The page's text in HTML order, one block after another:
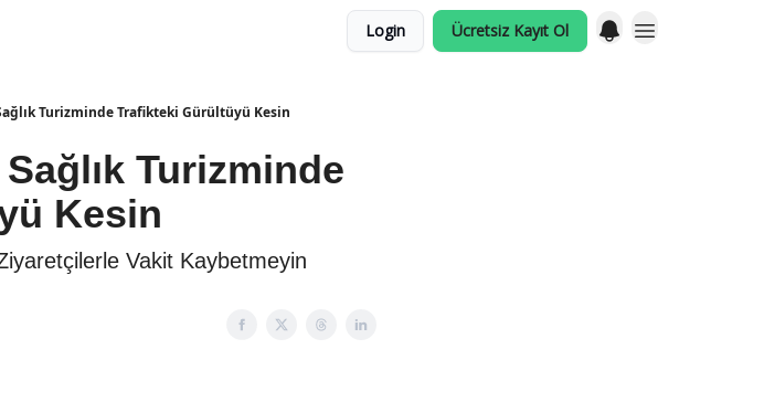
Login Ücretsiz Kayıt Ol
Turizminde Trafikteki Gürültüyü Kesin
Turizminde
Kesin
Vakit Kaybetmeyin